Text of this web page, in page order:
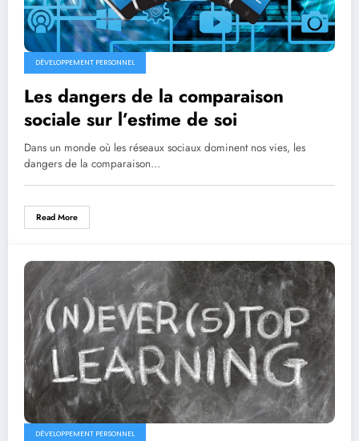
DÉVELOPPEMENT PERSONNEL
Les dangers de la comparaison
sociale sur l’estime de soi
Dans un monde où les réseaux sociaux dominent nos vies, les
dangers de la comparaison…
Read More
DÉVELOPPEMENT PERSONNEL